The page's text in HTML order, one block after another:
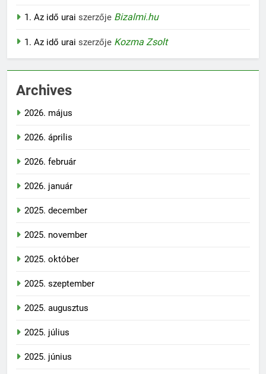
1. Az idő urai szerzője Bizalmi.hu
1. Az idő urai szerzője Kozma Zsolt
Archives
2026. május
2026. április
2026. február
2026. január
2025. december
2025. november
2025. október
2025. szeptember
2025. augusztus
2025. július
2025. június